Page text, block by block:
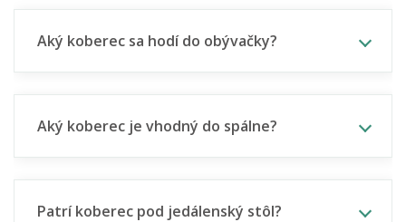
Aký koberec sa hodí do obývačky?
Aký koberec je vhodný do spálne?
Patrí koberec pod jedálenský stôl?